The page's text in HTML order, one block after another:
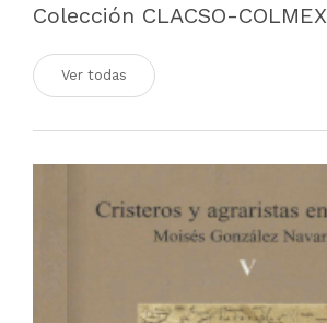
Colección CLACSO-COLMEX
Ver todas